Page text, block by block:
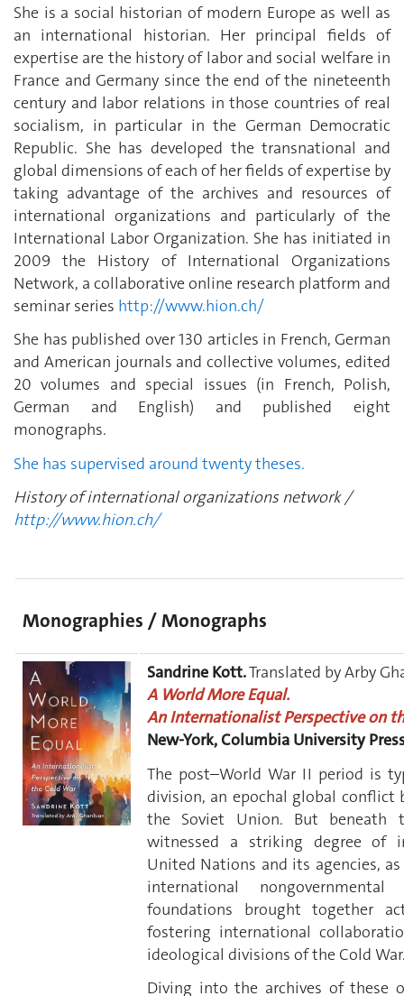
She is a social historian of modern Europe as well as
an international historian. Her principal fields of
expertise are the history of labor and social welfare in
France and Germany since the end of the nineteenth
century and labor relations in those countries of real
socialism, in particular in the German Democratic
Republic. She has developed the transnational and
global dimensions of each of her fields of expertise by
taking advantage of the archives and resources of
international organizations and particularly of the
International Labor Organization. She has initiated in
2009 the History of International Organizations
Network, a collaborative online research platform and
seminar series http://www.hion.ch/
She has published over 130 articles in French, German
and American journals and collective volumes, edited
20 volumes and special issues (in French, Polish,
German and English) and published eight
monographs.
She has supervised around twenty theses.
History of international organizations network /
http://www.hion.ch/
Monographies / Monographs
Sandrine Kott.Translated by Arby
A World More Equal.
An Internationalist Perspective on
New-York, Columbia University
The post–World War II period is
division, an epochal global
the Soviet Union. But beneath
witnessed a striking degree of
United Nations and its agencies,
international
foundations brought together
fostering international
ideological divisions of the Cold
Diving into the archives of these